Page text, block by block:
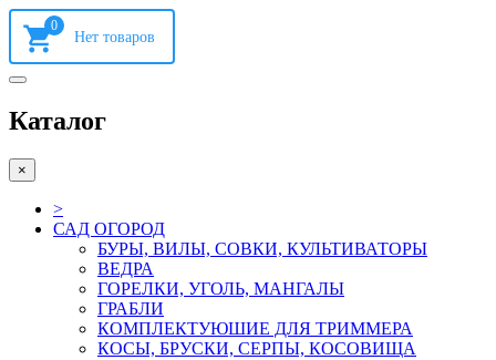
0
Каталог
×
>
САД ОГОРОД
БУРЫ, ВИЛЫ, СОВКИ, КУЛЬТИВАТОРЫ
ВЕДРА
ГОРЕЛКИ, УГОЛЬ, МАНГАЛЫ
ГРАБЛИ
КОМПЛЕКТУЮШИЕ ДЛЯ ТРИММЕРА
КОСЫ, БРУСКИ, СЕРПЫ, КОСОВИЩА